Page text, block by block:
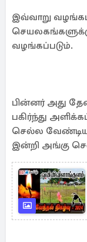
இவ்வாறு
வழங்கப்படும்.
பின்னர் அது
பகிர்ந்து
செல்ல
இன்றி அங்கு